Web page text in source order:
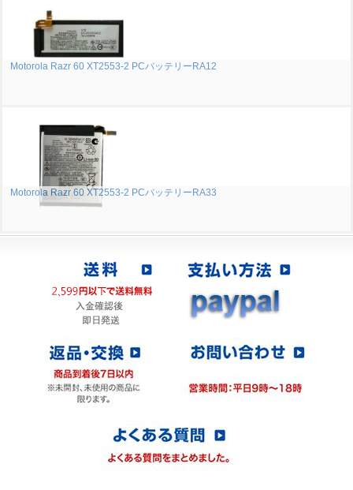
Motorola Razr 60 XT2553-2 PCバッテリーRA12
Motorola Razr 60 XT2553-2 PCバッテリーRA33